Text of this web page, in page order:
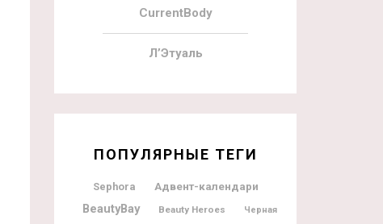
CurrentBody
Л’Этуаль
ПОПУЛЯРНЫЕ ТЕГИ
Sephora Адвент-календари
BeautyBay Beauty Heroes Черная